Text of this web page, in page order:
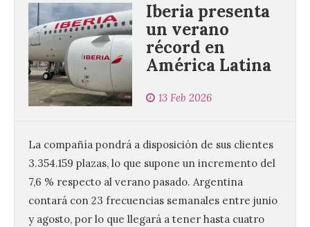
Iberia presenta
un verano
récord en
América Latina
13 Feb 2026
La compañía pondrá a disposición de sus clientes
3.354.159 plazas, lo que supone un incremento del
7,6 % respecto al verano pasado. Argentina
contará con 23 frecuencias semanales entre junio
y agosto, por lo que llegará a tener hasta cuatro